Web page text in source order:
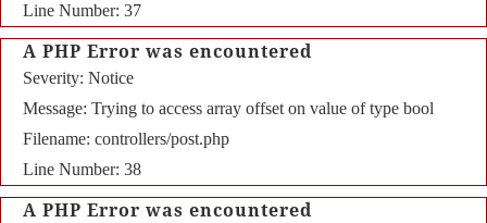
Line Number: 37
A PHP Error was encountered
Severity: Notice
Message: Trying to access array offset on value of type bool
Filename: controllers/post.php
Line Number: 38
A PHP Error was encountered